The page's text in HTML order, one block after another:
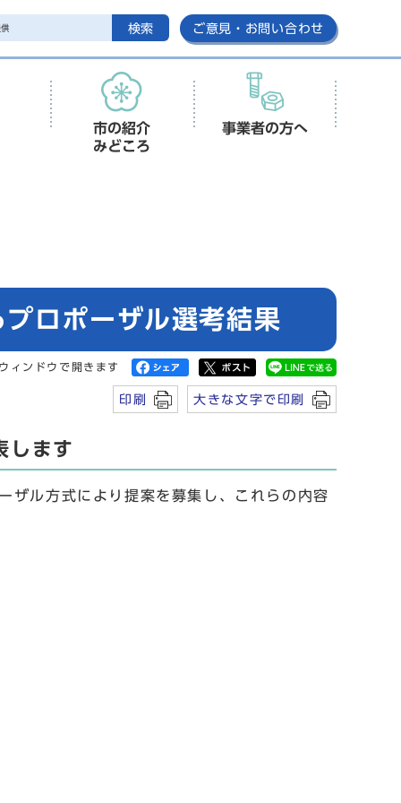
検索 ご意見・お問い合わせ
市の紹介
みどころ
事業者の方へ
ロポーザル選考結果
ィンドウで開きます
印刷 大きな文字で印刷
します
ザル方式により提案を募集し、これらの内容